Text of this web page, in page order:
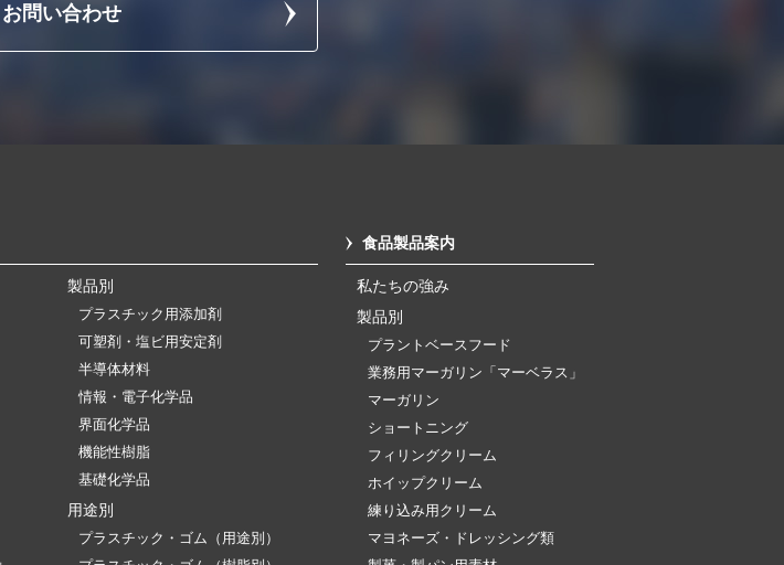
お問い合わせ
製品別
プラスチック用添加剤
可塑剤・塩ビ用安定剤
半導体材料
情報・電子化学品
界面化学品
機能性樹脂
基礎化学品
用途別
プラスチック・ゴム（用途別）
食品製品案内
私たちの強み
製品別
プラントベースフード
業務用マーガリン「マーベラス」
マーガリン
ショートニング
フィリングクリーム
ホイップクリーム
練り込み用クリーム
マヨネーズ・ドレッシング類